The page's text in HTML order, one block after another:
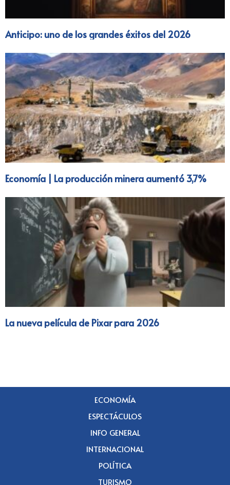
Anticipo: uno de los grandes éxitos del 2026
Economía | La producción minera aumentó 3,7%
La nueva película de Pixar para 2026
ECONOMÍA
ESPECTÁCULOS
INFO GENERAL
INTERNACIONAL
POLÍTICA
TURISMO